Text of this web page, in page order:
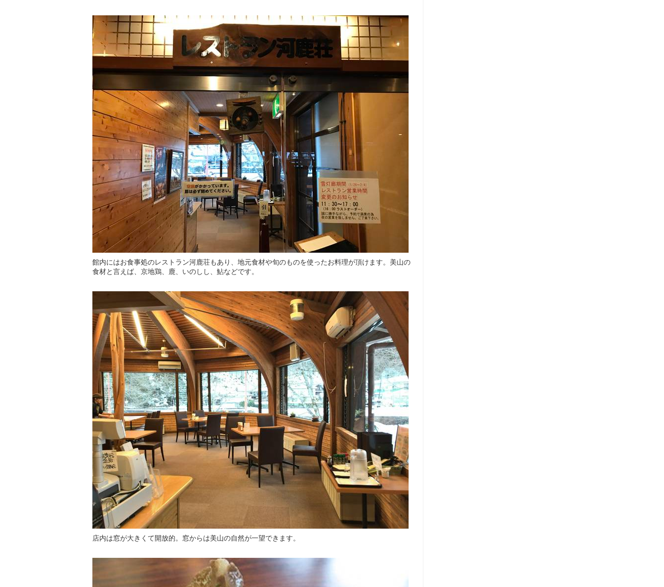
館内にはお食事処のレストラン河鹿荘もあり、地元食材や旬のものを使ったお料理が頂けます。美山の
食材と言えば、京地鶏、鹿、いのしし、鮎などです。
店内は窓が大きくて開放的。窓からは美山の自然が一望できます。